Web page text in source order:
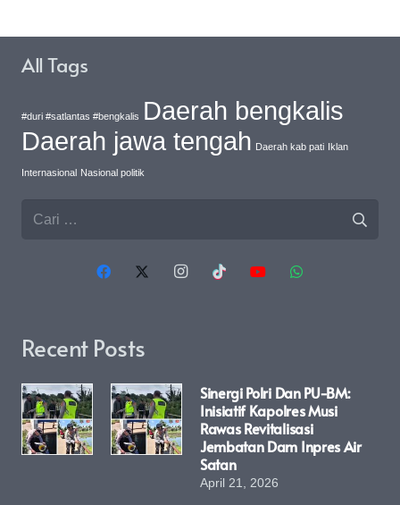
Recent Posts
Sinergi Polri Dan PU-BM:
Inisiatif Kapolres Musi
Rawas Revitalisasi
Jembatan Dam Inpres Air
Satan
April 21, 2026
All Tags
#duri #satlantas #bengkalis Daerah bengkalis
Daerah jawa tengah Daerah kab pati Iklan
Internasional Nasional politik
Cari